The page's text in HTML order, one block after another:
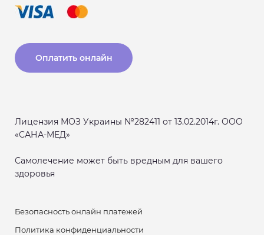
Оплатить онлайн
Лицензия МОЗ Украины №282411 от 13.02.2014г. ООО
«САНА-МЕД»
Самолечение может быть вредным для вашего
здоровья
Безопасность онлайн платежей
Политика конфиденциальности